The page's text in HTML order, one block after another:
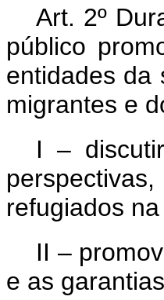
Art. 2º
público
entidades da
migrantes e
I –
refugiados
II –
e as